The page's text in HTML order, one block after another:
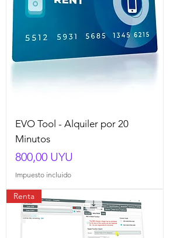
EVO Tool - Alquiler por 20
Minutos
Precio
800,00 UYU
Impuesto incluido
Renta